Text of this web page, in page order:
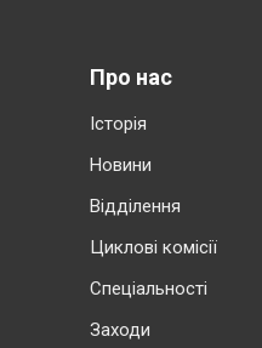
Про нас
Історія
Новини
Відділення
Циклові комісії
Cпеціальності
Заходи